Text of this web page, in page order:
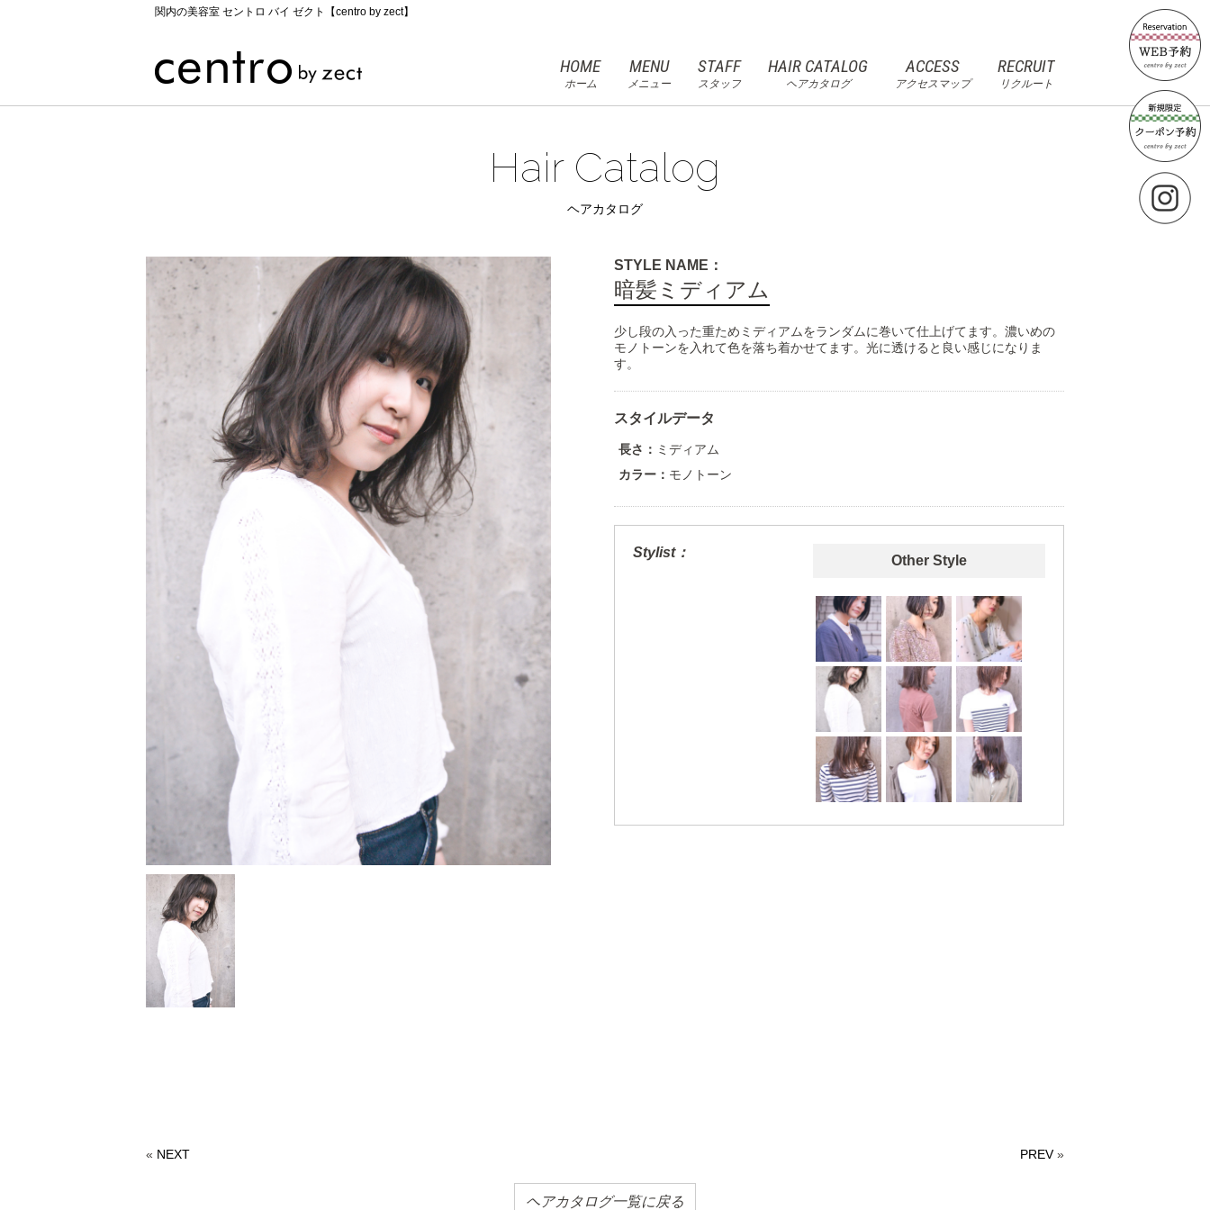
関内の美容室 セントロ バイ ゼクト【centro by zect】
HOME
ホーム
MENU
メニュー
STAFF
スタッフ
HAIR CATALOG
ヘアカタログ
ACCESS
アクセスマップ
RECRUIT
リクルート
Hair Catalog
ヘアカタログ
STYLE NAME：
暗髪ミディアム
少し段の入った重ためミディアムをランダムに巻いて仕上げてます。濃いめの
モノトーンを入れて色を落ち着かせてます。光に透けると良い感じになりま
す。
スタイルデータ
長さ： ミディアム
カラー： モノトーン
Stylist：
Other Style
« NEXT PREV»
ヘアカタログ一覧に戻る